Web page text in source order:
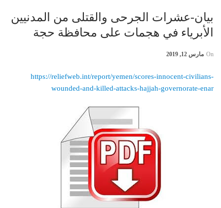
بيان-عشرات الجرحى والقتلى من المدنیین
الأبریاء في ھجمات على محافظة حجة
On مارس 12, 2019
https://reliefweb.int/report/yemen/scores-innocent-civilians-
wounded-and-killed-attacks-hajjah-governorate-enar